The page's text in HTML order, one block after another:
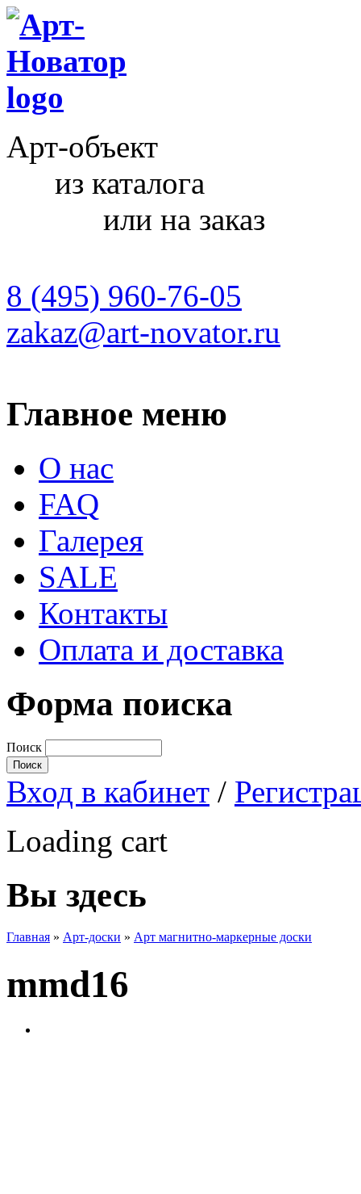
Арт-объект
из каталога
или на заказ
8 (495) 960-76-05
zakaz@art-novator.ru
Главное меню
О нас
FAQ
Галерея
SALE
Контакты
Оплата и доставка
Форма поиска
Поиск
Вход в кабинет /
Loading cart
Вы здесь
Главная » Арт-доски » Арт магнитно-маркерные доски
mmd16